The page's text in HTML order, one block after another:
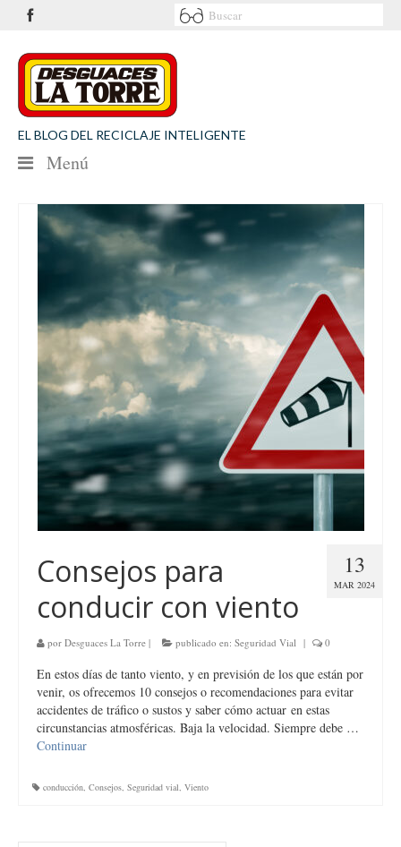
EL BLOG DEL RECICLAJE INTELIGENTE
Menú
NOTICIAS
SEGURIDAD VIAL
MEDIO AMBIENTE
PATROCINIOS
CONTACTO
Desguaces La Torre
13
MAR 2024
Consejos para
conducir con viento
por Desguaces La Torre | publicado en: Seguridad Vial | 0
En estos días de tanto viento, y en previsión de los que están por
venir, os ofrecemos 10 consejos o recomendaciones para evitar
accidentes de tráfico o sustos y saber cómo actuar en estas
circunstancias atmosféricas. Baja la velocidad. Siempre debe …
Continuar
conducción, Consejos, Seguridad vial, Viento